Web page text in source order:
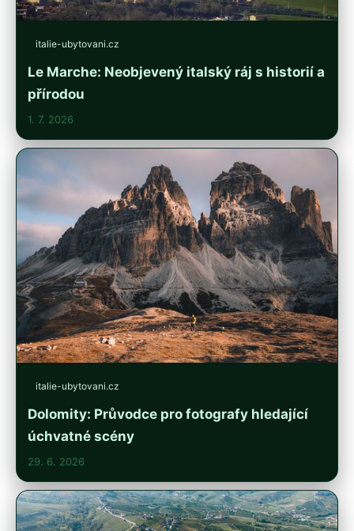
italie-ubytovani.cz
Le Marche: Neobjevený italský ráj s historií a
přírodou
1. 7. 2026
italie-ubytovani.cz
Dolomity: Průvodce pro fotografy hledající
úchvatné scény
29. 6. 2026